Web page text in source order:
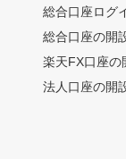
総合口座ログ
総合口座の開
楽天FX口座の
法人口座の開